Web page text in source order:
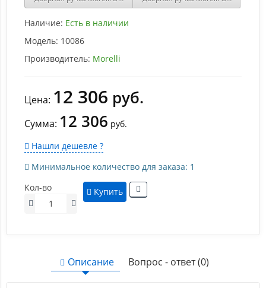
Наличие: Есть в наличии
Модель: 10086
Производитель: Morelli
Цена: 12 306 руб.
Сумма: 12 306 руб.
Нашли дешевле ?
Минимальное количество для заказа: 1
Кол-во
Купить
Описание Вопрос - ответ (0)